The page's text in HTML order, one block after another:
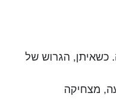
כשאיתן, הגרוש של
מצחיקה